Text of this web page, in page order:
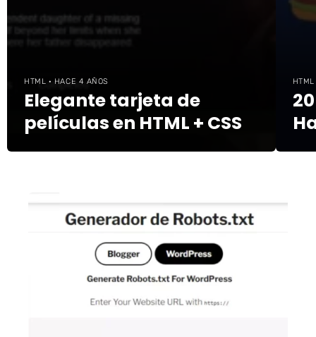
HTML · HACE 4 AÑOS
Elegante tarjeta de
películas en HTML + CSS